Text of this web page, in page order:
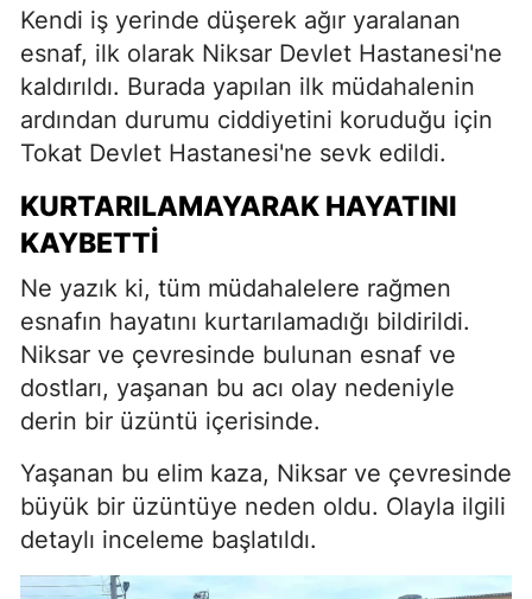
Kendi iş yerinde düşerek ağır yaralanan
esnaf, ilk olarak Niksar Devlet Hastanesi'ne
kaldırıldı. Burada yapılan ilk müdahalenin
ardından durumu ciddiyetini koruduğu için
Tokat Devlet Hastanesi'ne sevk edildi.
KURTARILAMAYARAK HAYATINI
KAYBETTI
Ne yazık ki, tüm müdahalelere rağmen
esnafın hayatını kurtarılamadığı bildirildi.
Niksar ve çevresinde bulunan esnaf ve
dostları, yaşanan bu acı olay nedeniyle
derin bir üzüntü içerisinde.
Yaşanan bu elim kaza, Niksar ve çevresinde
büyük bir üzüntüye neden oldu. Olayla ilgili
detaylı inceleme başlatıldı.